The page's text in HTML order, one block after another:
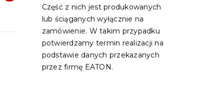
Część z nich jest produkowanych
lub ściąganych wyłącznie na
zamówienie. W takim przypadku
potwierdzamy termin realizacji na
podstawie danych przekazanych
przez firmę EATON.